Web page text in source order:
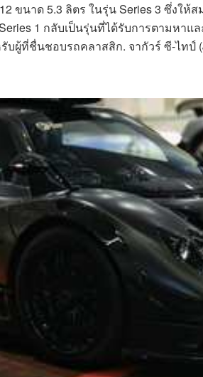
ขนาด 5.3 ลิตร ในรุ่น Series 3 ซึ่งใ
Series 1 กลับเป็นรุ่นที่ได้รับการตามห
บผู้ที่ชื่นชอบรถคลาสสิก. จากัวร์ ซี-ไทป์